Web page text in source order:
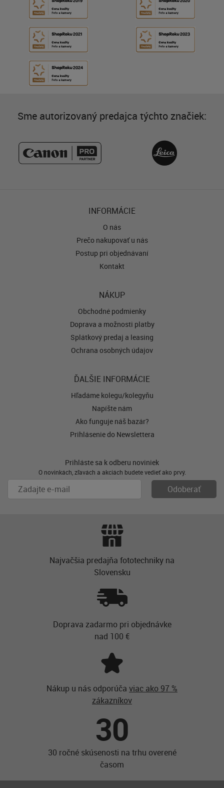
Sme autorizovaný predajca týchto značiek:
INFORMÁCIE
O nás
Prečo nakupovať u nás
Postup pri objednávaní
Kontakt
NÁKUP
Obchodné podmienky
Doprava a možnosti platby
Splátkový predaj a leasing
Ochrana osobných údajov
ĎALŠIE INFORMÁCIE
Hľadáme kolegu/kolegyňu
Napíšte nám
Ako funguje náš bazár?
Prihlásenie do Newslettera
Prihláste sa k odberu noviniek
O novinkách, zľavách a akciách budete vedieť ako prvý.
Najvačšia predajňa fototechniky na
Slovensku
Doprava zadarmo pri objednávke
nad 100 €
Nákup u nás odporúča viac ako 97 %
zákazníkov
30
30 ročné skúsenosti na trhu overené
časom